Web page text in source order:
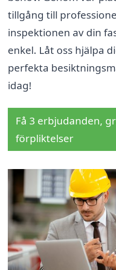
tillgång till
inspektionen av din
enkel. Låt oss hjälpa
perfekta
idag!
Få 3 erbjudanden,
förpliktelser